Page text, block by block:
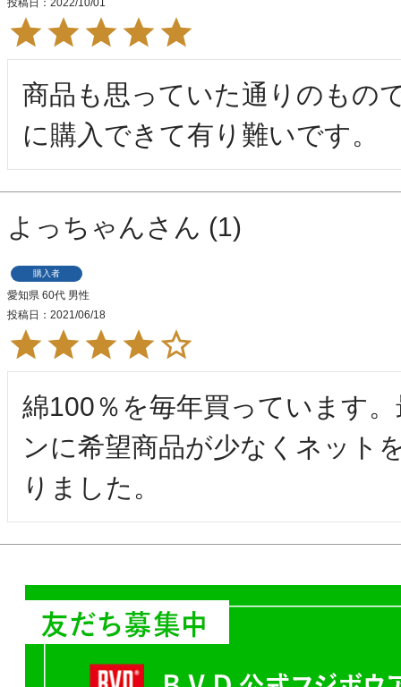
投稿日 2022/10/01
商品も思っていた通りのもの
に購入できて有り難いです。
よっちゃん 1
購入者
愛知県 60代 男性
投稿日
2021/06/18
綿100％を毎年買っています
ンに希望商品が少なくネット
りました。